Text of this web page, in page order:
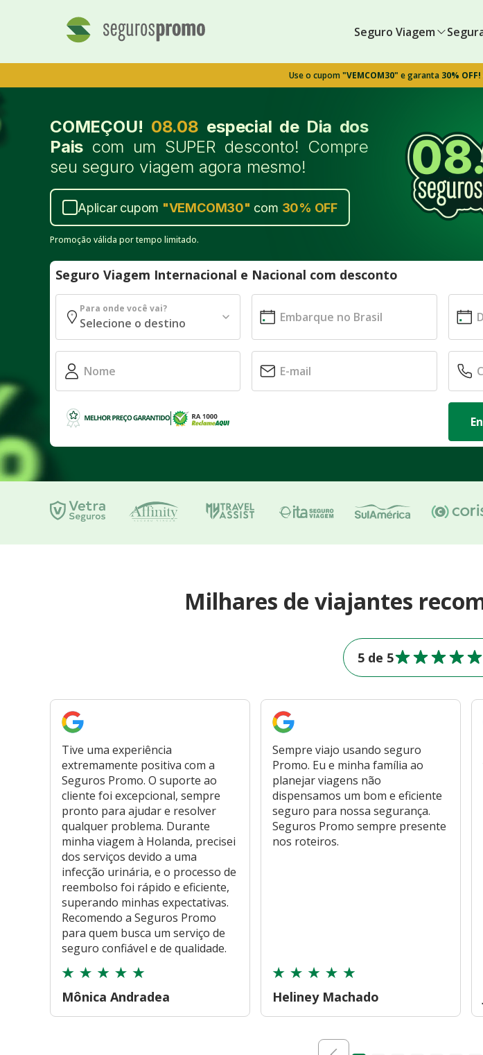
Seguro Viagem
Use o cupom"VEMCOM30" e garanta 30% OFF!
COMEÇOU! 08.08 especial de Dia dos
Pais com um SUPER desconto! Compre
seu seguro viagem agora mesmo!
Aplicar cupom "VEMCOM30" com 30% OFF
Promoção válida por tempo limitado.
Seguro Viagem Internacional e Nacional com desconto
Para onde você vai?
Milhares de viajantes
5 de 5
Tive uma experiência
extremamente positiva com a
Seguros Promo. O suporte ao
cliente foi excepcional, sempre
pronto para ajudar e resolver
qualquer problema. Durante
minha viagem à Holanda, precisei
dos serviços devido a uma
infecção urinária, e o processo de
reembolso foi rápido e eficiente,
superando minhas expectativas.
Recomendo a Seguros Promo
para quem busca um serviço de
seguro confiável e de qualidade.
Mônica Andradea
Sempre viajo usando seguro
Promo. Eu e minha família ao
planejar viagens não
dispensamos um bom e eficiente
seguro para nossa segurança.
Seguros Promo sempre presente
nos roteiros.
Heliney Machado